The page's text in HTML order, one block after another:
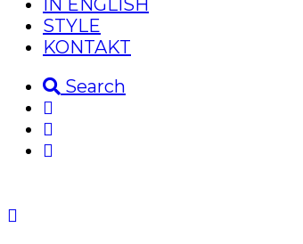
IN ENGLISH
STYLE
KONTAKT
Search